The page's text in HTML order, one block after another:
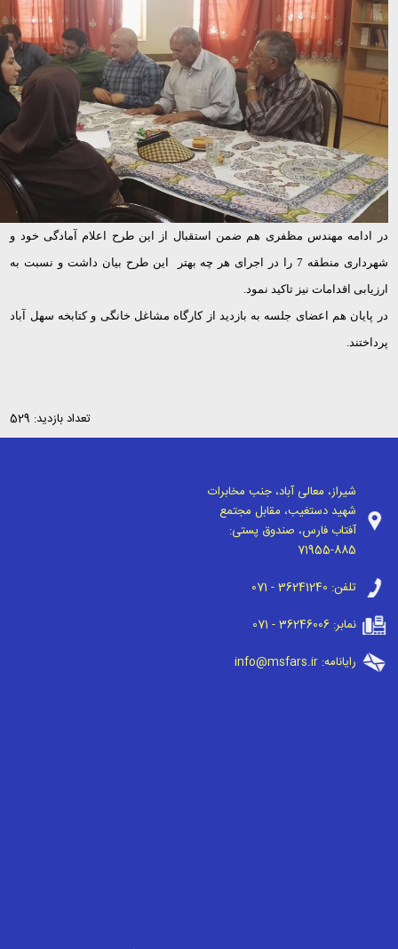
در ادامه مهندس مظفری هم ضمن استقبال از این طرح اعلام آمادگی خود و
شهرداری منطقه 7 را در اجرای هر چه بهتر این طرح بیان داشت و نسبت به
ارزیابی اقدامات نیز تاکید نمود.
در پایان هم اعضای جلسه به بازدید از کارگاه مشاغل خانگی و کتابخه سهل آباد
پرداختند.
تعداد بازدید: 529
شیراز، معالی آباد، جنب مخابرات
شهید دستغیب، مقابل مجتمع
آفتاب فارس، صندوق پستی:
71955-885
تلفن: 071 - 36241240
نمابر:071 - 36246006
رایانامه:info@msfars.ir